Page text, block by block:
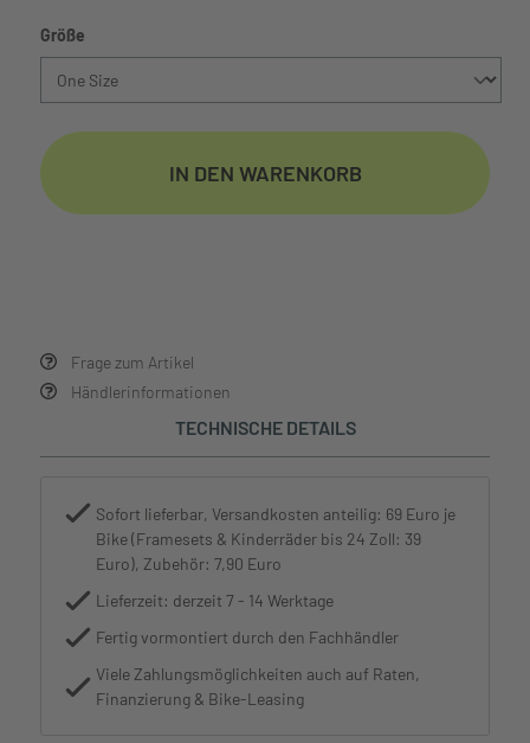
Frage zum Artikel
Händlerinformationen
Größe
IN DEN WARENKORB
TECHNISCHE DETAILS
Sofort lieferbar, Versandkosten anteilig: 69 Euro je
Bike (Framesets & Kinderräder bis 24 Zoll: 39
Euro), Zubehör: 7,90 Euro
Lieferzeit: derzeit 7 - 14 Werktage
Fertig vormontiert durch den Fachhändler
Viele Zahlungsmöglichkeiten auch auf Raten,
Finanzierung & Bike-Leasing